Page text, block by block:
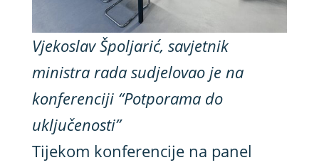
Vjekoslav Špoljarić, savjetnik
ministra rada sudjelovao je na
konferenciji “Potporama do
uključenosti”
Tijekom konferencije na panel